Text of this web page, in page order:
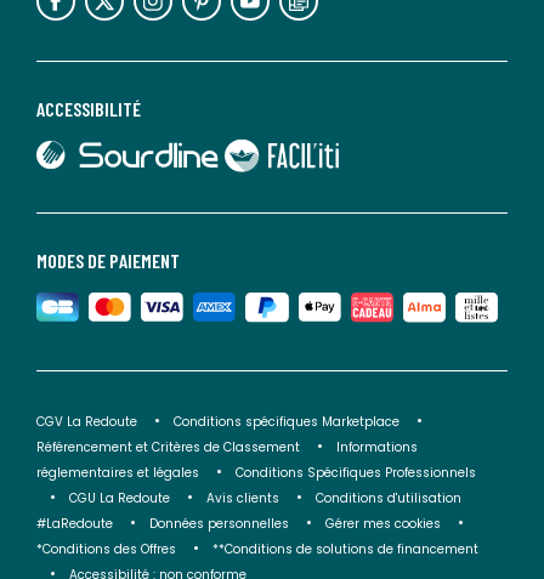
MODES DE PAIEMENT
ACCESSIBILITÉ
lien vers Sourdline
lien vers Faciliti
CGV La Redoute
Conditions spécifiques Marketplace
Référencement et Critères de Classement
Informations
réglementaires et légales
Conditions Spécifiques Professionnels
CGU La Redoute
Avis clients
Conditions d'utilisation
#LaRedoute
Données personnelles
Gérer mes cookies
*Conditions des Offres
**Conditions de solutions de financement
Accessibilité : non conforme